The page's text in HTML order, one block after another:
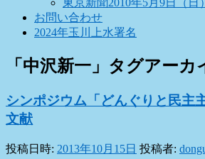
東京新聞2010年5月9日（日
お問い合わせ
2024年玉川上水署名
「 中沢新一 」タグアーカ
シンポジウム「どんぐりと民主
文献
投稿日時: 2013年10月15日 投稿者: